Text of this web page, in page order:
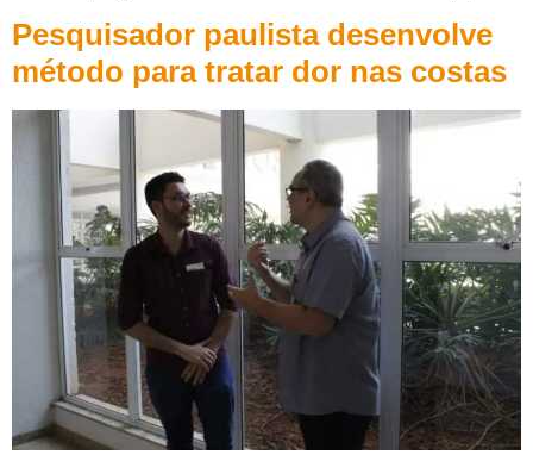
Pesquisador paulista desenvolve
método para tratar dor nas costas